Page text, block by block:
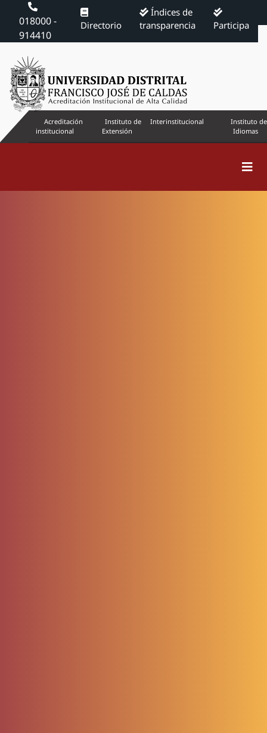
018000 -
914410
Directorio
Índices de
transparencia
Participa
Acreditación
institucional
Instituto de
Extensión
Interinstitucional
Instituto de
Idiomas